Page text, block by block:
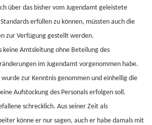
über das bisher vom Jugendamt geleistete
erfüllen zu können, müssten auch die
zur Verfügung gestellt werden.
keine Amtsleitung ohne Beteilung des
im Jugendamt vorgenommen habe.
wurde zur Kenntnis genommen und einhellig die
Aufstockung des Personals erfolgen soll.
schrecklich. Aus seiner Zeit als
könne er nur sagen, auch er habe damals mit